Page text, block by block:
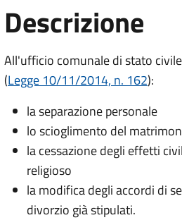
Descrizione
All'ufficio comunale di stato
(Legge 10/11/2014, n. 162):
la separazione personale
lo scioglimento del
la cessazione degli effetti
religioso
la modifica degli accordi di
divorzio già stipulati.